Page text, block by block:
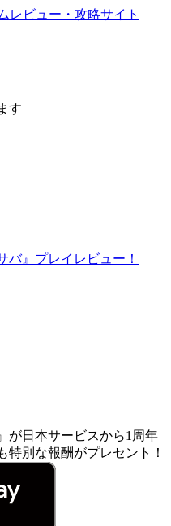
す
バ』プレイレビュー！
が日本サービスから1周年
別な報酬がプレセント！